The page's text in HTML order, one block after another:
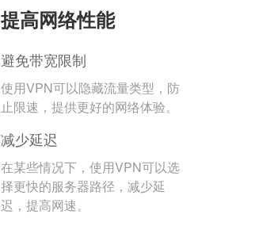
提高网络性能
避免带宽限制
使用VPN可以隐藏流量类型，防
止限速，提供更好的网络体验。
减少延迟
在某些情况下，使用VPN可以选
择更快的服务器路径，减少延
迟，提高网速。